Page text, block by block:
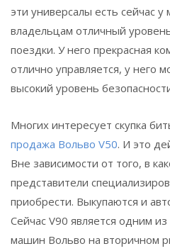
эти универсалы есть сейчас у
владельцам отличный
поездки. У него прекрасная
отлично управляется, у него
высокий уровень
Многих интересует скупка
продажа Вольво V50. И это
Вне зависимости от того, в
представители
приобрести. Выкупаются и
Сейчас V90 является одним
машин Вольво на вторичном